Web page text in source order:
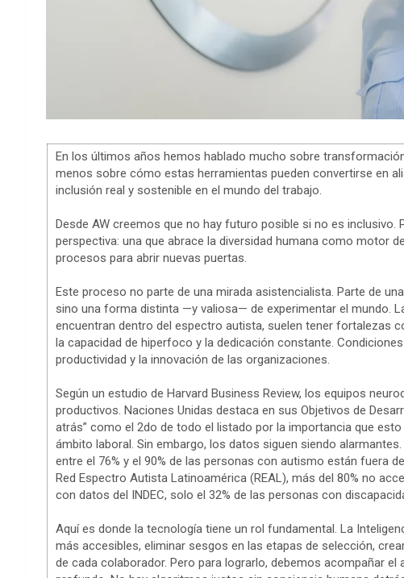
En los últimos años hemos hablado mucho sobre
menos sobre cómo estas herramientas pueden convertirse en
inclusión real y sostenible en el mundo del trabajo.
Desde AW creemos que no hay futuro posible si no es
perspectiva: una que abrace la diversidad humana como motor
procesos para abrir nuevas puertas.
Este proceso no parte de una mirada asistencialista. Parte de
sino una forma distinta —y valiosa— de experimentar el mundo.
encuentran dentro del espectro autista, suelen tener fortalezas
la capacidad de hiperfoco y la dedicación constante.
productividad y la innovación de las organizaciones.
Según un estudio de Harvard Business Review, los equipos
productivos. Naciones Unidas destaca en sus Objetivos de
atrás” como el 2do de todo el listado por la importancia que
ámbito laboral. Sin embargo, los datos siguen siendo
entre el 76% y el 90% de las personas con autismo están fuera
Red Espectro Autista Latinoamérica (REAL), más del 80% no
con datos del INDEC, solo el 32% de las personas con
Aquí es donde la tecnología tiene un rol fundamental. La
más accesibles, eliminar sesgos en las etapas de selección,
de cada colaborador. Pero para lograrlo, debemos acompañar